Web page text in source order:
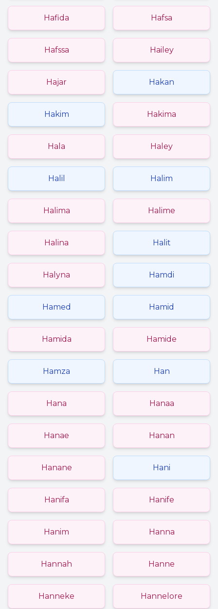
Hafida Hafsa
Hafssa Hailey
Hajar Hakan
Hakim Hakima
Hala Haley
Halil Halim
Halima Halime
Halina Halit
Halyna Hamdi
Hamed Hamid
Hamida Hamide
Hamza Han
Hana Hanaa
Hanae Hanan
Hanane Hani
Hanifa Hanife
Hanim Hanna
Hannah Hanne
Hanneke Hannelore